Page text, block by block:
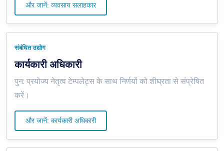
और जानें: व्यवसाय सलाहकार
संबंधित उद्योग
कार्यकारी अधिकारी
पुन: प्रयोज्य नेतृत्व टेम्पलेट्स के साथ निर्णयों को शीघ्रता से संप्रेषित
करें।
और जानें: कार्यकारी अधिकारी